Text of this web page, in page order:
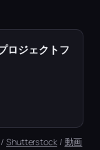
ロジェクトフ
/Shutterstock/ 動画